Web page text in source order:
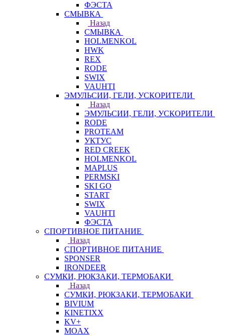
ФЭСТА
СМЫВКА
Назад
СМЫВКА
HOLMENKOL
HWK
REX
RODE
SWIX
VAUHTI
ЭМУЛЬСИИ, ГЕЛИ, УСКОРИТЕЛИ
Назад
ЭМУЛЬСИИ, ГЕЛИ, УСКОРИТЕЛИ
RODE
PROTEAM
УКТУС
RED CREEK
HOLMENKOL
MAPLUS
PERMSKI
SKI GO
START
SWIX
VAUHTI
ФЭСТА
СПОРТИВНОЕ ПИТАНИЕ
Назад
СПОРТИВНОЕ ПИТАНИЕ
SPONSER
IRONDEER
СУМКИ, РЮКЗАКИ, ТЕРМОБАКИ
Назад
СУМКИ, РЮКЗАКИ, ТЕРМОБАКИ
BIVIUM
KINETIXX
KV+
MOAX